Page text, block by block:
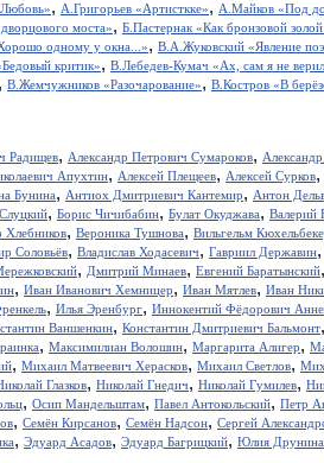
, А.Григорьев «Артисткке», А.Майков «Под
моста», Б.Пастернак «Как бронзовой
одному у окна...», В.А.Жуковский «Явление
критик», В.Лебедев-Кумач «Ах, сам я не
, В.Жемчужников «Разочарование», В.Костров «В
Радищев, Александр Петрович Сумароков,
Апухтин, Алексей Плещеев, Алексей Сурков,
Бунина, Антиох Дмитриевич Кантемир, Антон
, Борис Чичибабин, Булат Окуджава, Валерий
Хлебников, Вероника Тушнова, Вильгельм
Соловьёв, Владислав Ходасевич, Гавриил Державин,
, Дмитрий Минаев, Евгений Баратынский,
, Иван Иванович Хемницер, Иван Мятлев, Иван
, Илья Эренбург, Иннокентий Фёдорович
Ваншенкин, Константин Дмитриевич Бальмонт,
, Максимилиан Волошин, Маргарита Алигер,
, Михаил Матвеевич Херасков, Михаил Светлов,
Глазков, Николай Гнедич, Николай Гумилев,
, Осип Мандельштам, Павел Антокольский, Петр
, Семён Кирсанов, Семён Надсон, Сергей
, Эдуард Асадов, Эдуард Багрицкий, Юлия Друнина